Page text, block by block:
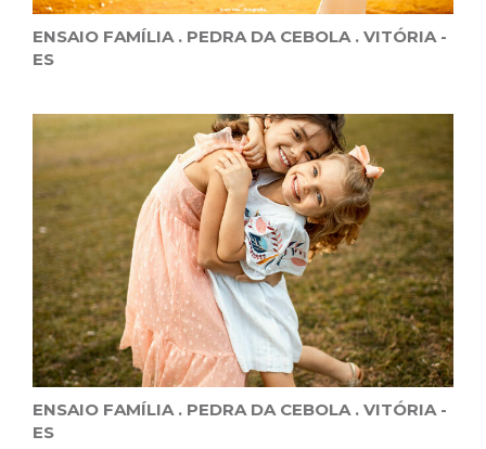
ENSAIO FAMÍLIA . PEDRA DA CEBOLA . VITÓRIA -
ES
ENSAIO FAMÍLIA . PEDRA DA CEBOLA . VITÓRIA -
ES